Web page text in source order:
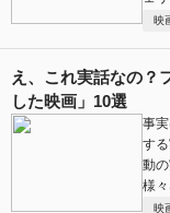
映
え、これ実話なの？
した映画」10選
事
す
動
様
映